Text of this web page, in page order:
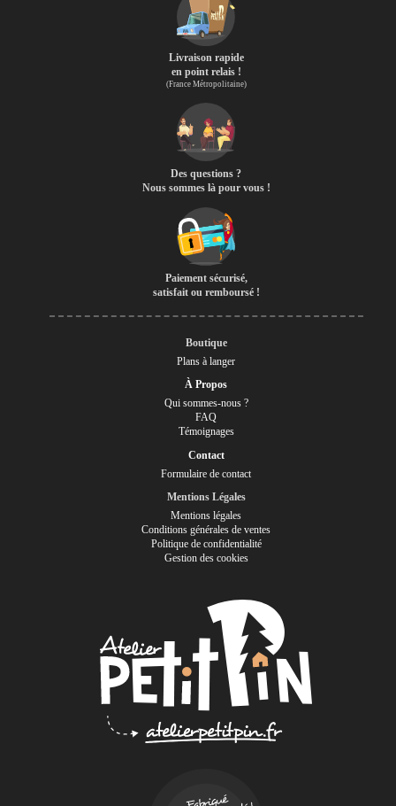
Livraison rapide
en point relais !
(France Métropolitaine)
Des questions ?
Nous sommes là pour vous !
Paiement sécurisé,
satisfait ou remboursé !
Boutique
Plans à langer
À Propos
Qui sommes-nous ?
FAQ
Témoignages
Contact
Formulaire de contact
Mentions Légales
Mentions légales
Conditions générales de ventes
Politique de confidentialité
Gestion des cookies